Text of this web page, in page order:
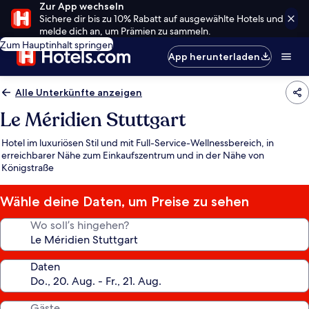
Zur App wechseln
Sichere dir bis zu 10% Rabatt auf ausgewählte Hotels und
melde dich an, um Prämien zu sammeln.
Zum Hauptinhalt springen
App herunterladen
Alle Unterkünfte anzeigen
Le Méridien Stuttgart
Hotel im luxuriösen Stil und mit Full-Service-Wellnessbereich, in
erreichbarer Nähe zum Einkaufszentrum und in der Nähe von
Königstraße
Wähle deine Daten, um Preise zu sehen
Wo soll’s hingehen?
Daten